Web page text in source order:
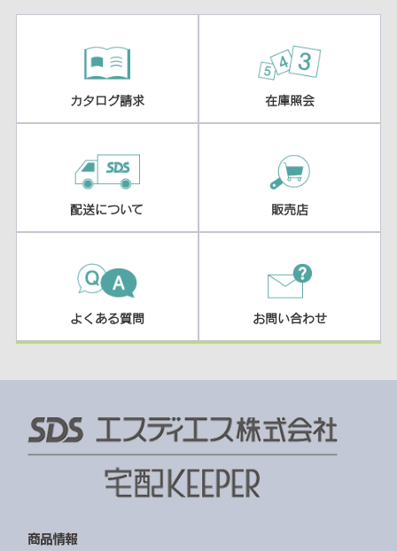
カタログ請求 在庫照会
配送について 販売店
よくある質問 お問い合わせ
商品情報